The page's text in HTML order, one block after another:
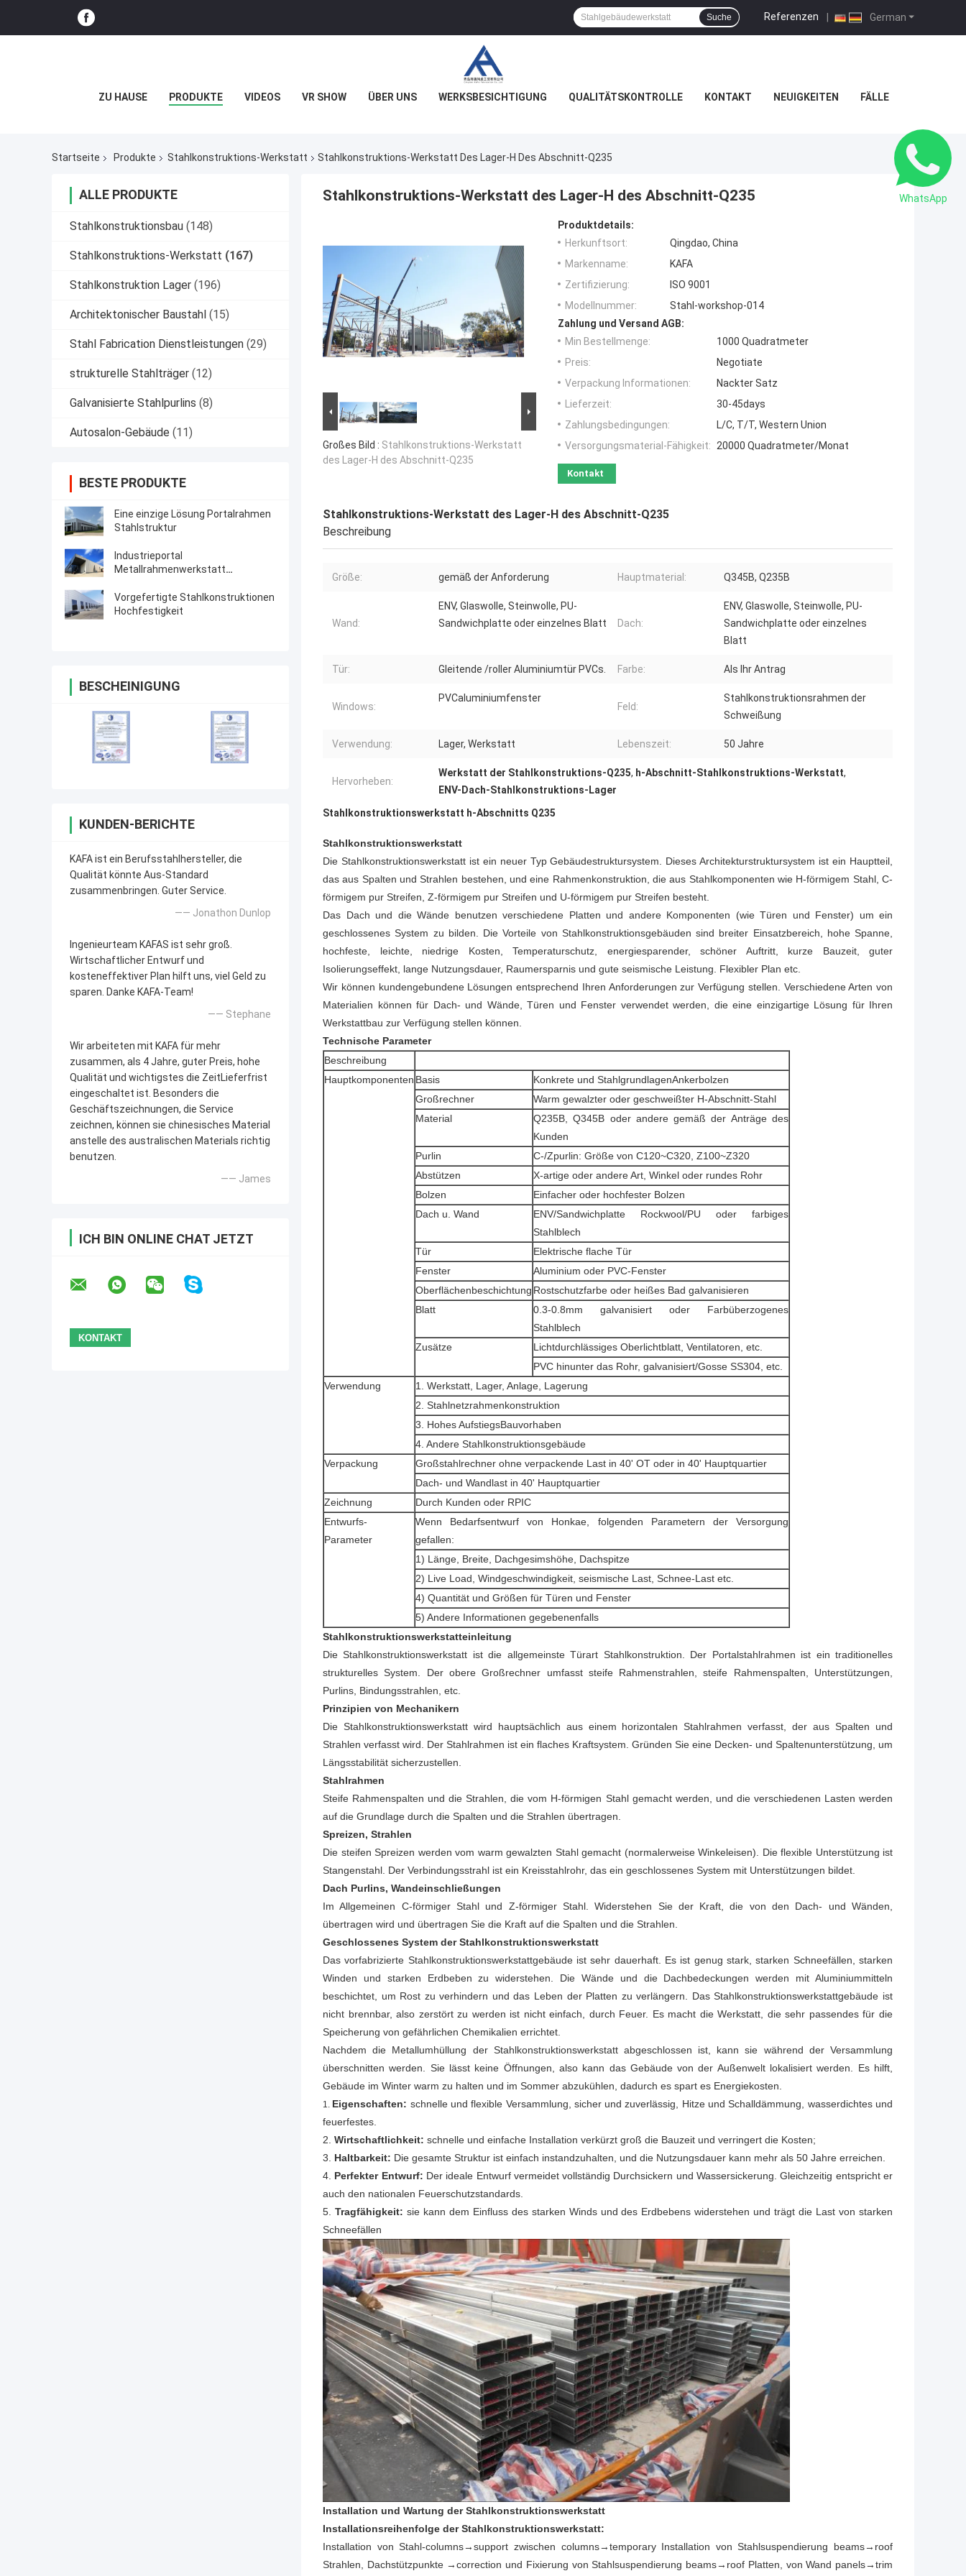
German
Referenzen |
Suche
ZU HAUSE PRODUKTE VIDEOS VR SHOW ÜBER UNS WERKSBESICHTIGUNG QUALITÄTSKONTROLLE KONTAKT NEUIGKEITEN FÄLLE
Startseite Produkte Stahlkonstruktions-Werkstatt Stahlkonstruktions-Werkstatt Des Lager-H Des Abschnitt-Q235
ALLE PRODUKTE
Stahlkonstruktionsbau (148)
Stahlkonstruktions-Werkstatt (167)
Stahlkonstruktion Lager (196)
Architektonischer Baustahl (15)
Stahl Fabrication Dienstleistungen (29)
strukturelle Stahlträger (12)
Galvanisierte Stahlpurlins (8)
Autosalon-Gebäude (11)
BESTE PRODUKTE
Eine einzige Lösung Portalrahmen
Stahlstruktur
Industrieportal
Metallrahmenwerkstatt
Vorgefertigte Stahlkonstruktionen
Hochfestigkeit
BESCHEINIGUNG
KUNDEN-BERICHTE
KAFA ist ein Berufsstahlhersteller, die
Qualität könnte Aus-Standard
zusammenbringen. Guter Service.
—— Jonathon Dunlop
Ingenieurteam KAFAS ist sehr groß.
Wirtschaftlicher Entwurf und
kosteneffektiver Plan hilft uns, viel Geld zu
sparen. Danke KAFA-Team!
—— Stephane
Wir arbeiteten mit KAFA für mehr
zusammen, als 4 Jahre, guter Preis, hohe
Qualität und wichtigstes die ZeitLieferfrist
eingeschaltet ist. Besonders die
Geschäftszeichnungen, die Service
zeichnen, können sie chinesisches Material
anstelle des australischen Materials richtig
benutzen.
—— James
ICH BIN ONLINE CHAT JETZT
Stahlkonstruktions-Werkstatt des Lager-H des Abschnitt-Q235
Großes Bild : Stahlkonstruktions-Werkstatt
des Lager-H des Abschnitt-Q235
Produktdetails:
Herkunftsort:
Qingdao, China
Markenname:
KAFA
Zertifizierung:
ISO 9001
Modellnummer:
Stahl-workshop-014
Zahlung und Versand AGB:
Min Bestellmenge:
1000 Quadratmeter
Preis:
Negotiate
Verpackung Informationen:
Nackter Satz
Lieferzeit:
30-45days
Zahlungsbedingungen:
L/C, T/T, Western Union
Versorgungsmaterial-Fähigkeit: 20000 Quadratmeter/Monat
Kontakt
Stahlkonstruktions-Werkstatt des Lager-H des Abschnitt-Q235
Beschreibung
Größe: gemäß der Anforderung Hauptmaterial: Q345B, Q235B
Wand:
ENV, Glaswolle, Steinwolle, PU-
Sandwichplatte oder einzelnes Blatt
Dach:
ENV, Glaswolle, Steinwolle, PU-
Sandwichplatte oder einzelnes
Blatt
Tür: Gleitende /roller Aluminiumtür PVCs. Farbe: Als Ihr Antrag
Windows:
PVCaluminiumfenster
Feld:
Stahlkonstruktionsrahmen der
Schweißung
Verwendung: Lager, Werkstatt Lebenszeit: 50 Jahre
Hervorheben:
Werkstatt der Stahlkonstruktions-Q235, h-Abschnitt-Stahlkonstruktions-Werkstatt,
ENV-Dach-Stahlkonstruktions-Lager
Stahlkonstruktionswerkstatt h-Abschnitts Q235
Stahlkonstruktionswerkstatt
Die Stahlkonstruktionswerkstatt ist ein neuer Typ Gebäudestruktursystem. Dieses Architekturstruktursystem ist ein Hauptteil,
das aus Spalten und Strahlen bestehen, und eine Rahmenkonstruktion, die aus Stahlkomponenten wie H-förmigem Stahl, C-
förmigem pur Streifen, Z-förmigem pur Streifen und U-förmigem pur Streifen besteht.
Das Dach und die Wände benutzen verschiedene Platten und andere Komponenten (wie Türen und Fenster) um ein
geschlossenes System zu bilden. Die Vorteile von Stahlkonstruktionsgebäuden sind breiter Einsatzbereich, hohe Spanne,
hochfeste, leichte, niedrige Kosten, Temperaturschutz, energiesparender, schöner Auftritt, kurze Bauzeit, guter
Isolierungseffekt, lange Nutzungsdauer, Raumersparnis und gute seismische Leistung. Flexibler Plan etc.
Wir können kundengebundene Lösungen entsprechend Ihren Anforderungen zur Verfügung stellen. Verschiedene Arten von
Materialien können für Dach- und Wände, Türen und Fenster verwendet werden, die eine einzigartige Lösung für Ihren
Werkstattbau zur Verfügung stellen können.
Technische Parameter
Beschreibung
Hauptkomponenten Basis
Konkrete und StahlgrundlagenAnkerbolzen
Großrechner
Warm gewalzter oder geschweißter H-Abschnitt-Stahl
Material
Q235B, Q345B oder andere gemäß der Anträge des
Kunden
Purlin
C-/Zpurlin: Größe von C120~C320, Z100~Z320
Abstützen
X-artige oder andere Art, Winkel oder rundes Rohr
Bolzen
Einfacher oder hochfester Bolzen
Dach u. Wand
ENV/Sandwichplatte Rockwool/PU oder farbiges
Stahlblech
Tür
Elektrische flache Tür
Fenster
Aluminium oder PVC-Fenster
Oberflächenbeschichtung Rostschutzfarbe oder heißes Bad galvanisieren
Blatt
0.3-0.8mm galvanisiert oder Farbüberzogenes
Stahlblech
Zusätze
Lichtdurchlässiges Oberlichtblatt, Ventilatoren, etc.
PVC hinunter das Rohr, galvanisiert/Gosse SS304, etc.
Verwendung
1. Werkstatt, Lager, Anlage, Lagerung
2. Stahlnetzrahmenkonstruktion
3. Hohes AufstiegsBauvorhaben
4. Andere Stahlkonstruktionsgebäude
Verpackung
Großstahlrechner ohne verpackende Last in 40' OT oder in 40' Hauptquartier
Dach- und Wandlast in 40' Hauptquartier
Zeichnung
Durch Kunden oder RPIC
Entwurfs-
Parameter
Wenn Bedarfsentwurf von Honkae, folgenden Parametern der Versorgung
gefallen:
1) Länge, Breite, Dachgesimshöhe, Dachspitze
2) Live Load, Windgeschwindigkeit, seismische Last, Schnee-Last etc.
4) Quantität und Größen für Türen und Fenster
5) Andere Informationen gegebenenfalls
Stahlkonstruktionswerkstatteinleitung
Die Stahlkonstruktionswerkstatt ist die allgemeinste Türart Stahlkonstruktion. Der Portalstahlrahmen ist ein traditionelles
strukturelles System. Der obere Großrechner umfasst steife Rahmenstrahlen, steife Rahmenspalten, Unterstützungen,
Purlins, Bindungsstrahlen, etc.
Prinzipien von Mechanikern
Die Stahlkonstruktionswerkstatt wird hauptsächlich aus einem horizontalen Stahlrahmen verfasst, der aus Spalten und
Strahlen verfasst wird. Der Stahlrahmen ist ein flaches Kraftsystem. Gründen Sie eine Decken- und Spaltenunterstützung, um
Längsstabilität sicherzustellen.
Stahlrahmen
Steife Rahmenspalten und die Strahlen, die vom H-förmigen Stahl gemacht werden, und die verschiedenen Lasten werden
auf die Grundlage durch die Spalten und die Strahlen übertragen.
Spreizen, Strahlen
Die steifen Spreizen werden vom warm gewalzten Stahl gemacht (normalerweise Winkeleisen). Die flexible Unterstützung ist
Stangenstahl. Der Verbindungsstrahl ist ein Kreisstahlrohr, das ein geschlossenes System mit Unterstützungen bildet.
Dach Purlins, Wandeinschließungen
Im Allgemeinen C-förmiger Stahl und Z-förmiger Stahl. Widerstehen Sie der Kraft, die von den Dach- und Wänden,
übertragen wird und übertragen Sie die Kraft auf die Spalten und die Strahlen.
Geschlossenes System der Stahlkonstruktionswerkstatt
Das vorfabrizierte Stahlkonstruktionswerkstattgebäude ist sehr dauerhaft. Es ist genug stark, starken Schneefällen, starken
Winden und starken Erdbeben zu widerstehen. Die Wände und die Dachbedeckungen werden mit Aluminiummitteln
beschichtet, um Rost zu verhindern und das Leben der Platten zu verlängern. Das Stahlkonstruktionswerkstattgebäude ist
nicht brennbar, also zerstört zu werden ist nicht einfach, durch Feuer. Es macht die Werkstatt, die sehr passendes für die
Speicherung von gefährlichen Chemikalien errichtet.
Nachdem die Metallumhüllung der Stahlkonstruktionswerkstatt abgeschlossen ist, kann sie während der Versammlung
überschnitten werden. Sie lässt keine Öffnungen, also kann das Gebäude von der Außenwelt lokalisiert werden. Es hilft,
Gebäude im Winter warm zu halten und im Sommer abzukühlen, dadurch es spart es Energiekosten.
1. Eigenschaften: schnelle und flexible Versammlung, sicher und zuverlässig, Hitze und Schalldämmung, wasserdichtes und
feuerfestes.
2. Wirtschaftlichkeit: schnelle und einfache Installation verkürzt groß die Bauzeit und verringert die Kosten;
3. Haltbarkeit: Die gesamte Struktur ist einfach instandzuhalten, und die Nutzungsdauer kann mehr als 50 Jahre erreichen.
4. Perfekter Entwurf: Der ideale Entwurf vermeidet vollständig Durchsickern und Wassersickerung. Gleichzeitig entspricht er
auch den nationalen Feuerschutzstandards.
5. Tragfähigkeit: sie kann dem Einfluss des starken Winds und des Erdbebens widerstehen und trägt die Last von starken
Schneefällen
Installation und Wartung der Stahlkonstruktionswerkstatt
Installationsreihenfolge der Stahlkonstruktionswerkstatt:
Installation von Stahl-columns→support zwischen columns→temporary Installation von Stahlsuspendierung beams→roof
Strahlen, Dachstützpunkte →correction und Fixierung von Stahlsuspendierung beams→roof Platten, von Wand panels→trim
WhatsApp